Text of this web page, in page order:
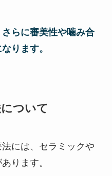
らに審美性や噛み合
ります。
ついて
には、セラミックや
ります。